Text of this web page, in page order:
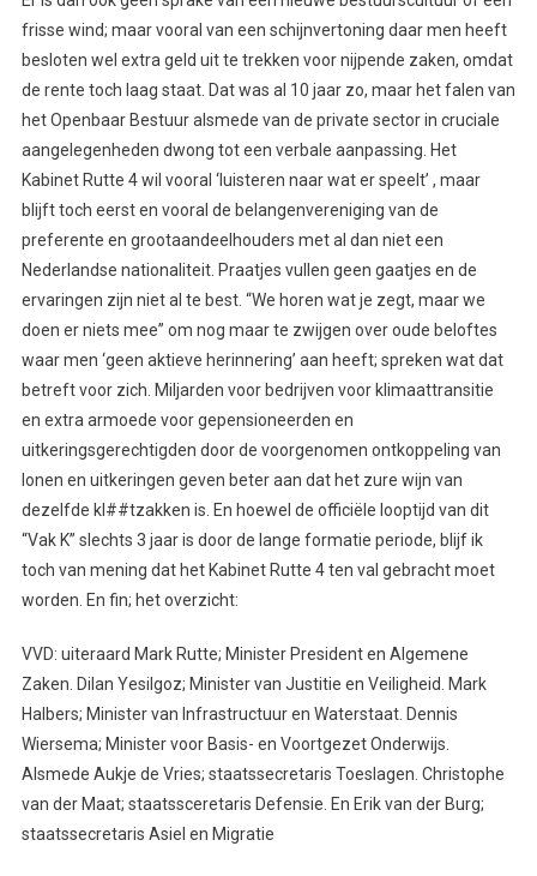
frisse wind; maar vooral van een schijnvertoning daar men heeft
besloten wel extra geld uit te trekken voor nijpende zaken, omdat
de rente toch laag staat. Dat was al 10 jaar zo, maar het falen van
het Openbaar Bestuur alsmede van de private sector in cruciale
aangelegenheden dwong tot een verbale aanpassing. Het
Kabinet Rutte 4 wil vooral ‘luisteren naar wat er speelt’ , maar
blijft toch eerst en vooral de belangenvereniging van de
preferente en grootaandeelhouders met al dan niet een
Nederlandse nationaliteit. Praatjes vullen geen gaatjes en de
ervaringen zijn niet al te best. “We horen wat je zegt, maar we
doen er niets mee” om nog maar te zwijgen over oude beloftes
waar men ‘geen aktieve herinnering’ aan heeft; spreken wat dat
betreft voor zich. Miljarden voor bedrijven voor klimaattransitie
en extra armoede voor gepensioneerden en
uitkeringsgerechtigden door de voorgenomen ontkoppeling van
lonen en uitkeringen geven beter aan dat het zure wijn van
dezelfde kl##tzakken is. En hoewel de officiële looptijd van dit
“Vak K” slechts 3 jaar is door de lange formatie periode, blijf ik
toch van mening dat het Kabinet Rutte 4 ten val gebracht moet
worden. En fin; het overzicht:
VVD: uiteraard Mark Rutte; Minister President en Algemene
Zaken. Dilan Yesilgoz; Minister van Justitie en Veiligheid. Mark
Halbers; Minister van Infrastructuur en Waterstaat. Dennis
Wiersema; Minister voor Basis- en Voortgezet Onderwijs.
Alsmede Aukje de Vries; staatssecretaris Toeslagen. Christophe
van der Maat; staatssceretaris Defensie. En Erik van der Burg;
staatssecretaris Asiel en Migratie